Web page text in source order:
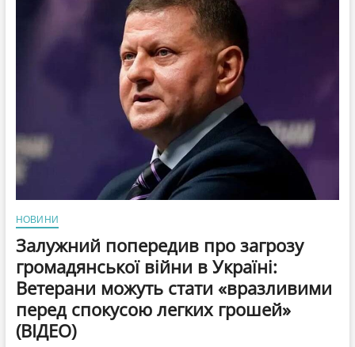
переходять
ролі
гаранта
світового
порядку
демонтажу,
Atlantic
НОВИНИ
Залужний попередив про загрозу
громадянської війни в Україні:
Ветерани можуть стати «вразливими
перед спокусою легких грошей»
(ВІДЕО)